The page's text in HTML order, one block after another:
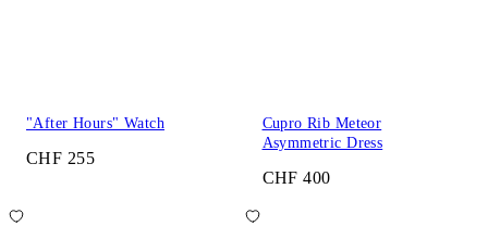
"After Hours" Watch
CHF 255
Cupro Rib Meteor
Asymmetric Dress
CHF 400